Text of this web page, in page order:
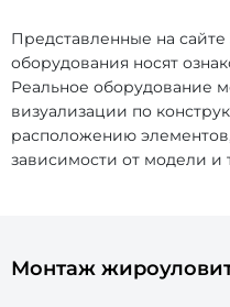
Представленные на
оборудования носят
Реальное оборудование
визуализации по
расположению
зависимости от модели и
Монтаж